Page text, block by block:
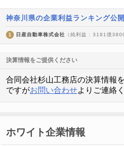
神奈川県の企業利益ランキング公
1 日産自動車株式会社 （純利益 : 3191億
決算情報をご提供ください
合同会社杉山工務店の決算情報
ですがお問い合わせよりご連絡
ホワイト企業情報